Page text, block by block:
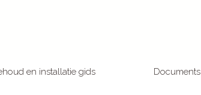
en installatie gids Documents